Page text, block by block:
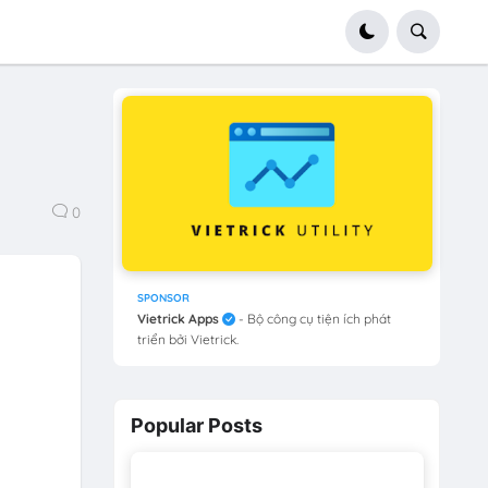
0
SPONSOR
Vietrick Apps
- Bộ công cụ tiện ích phát
triển bởi Vietrick.
Popular Posts